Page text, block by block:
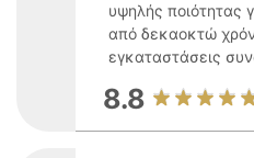
υψηλής ποιότητας
από δεκαοκτώ
εγκαταστάσεις
8.8